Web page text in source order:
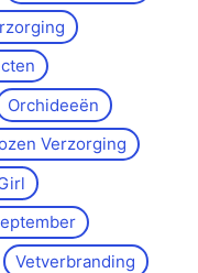
Orchideeën
Verzorging
Vetverbranding